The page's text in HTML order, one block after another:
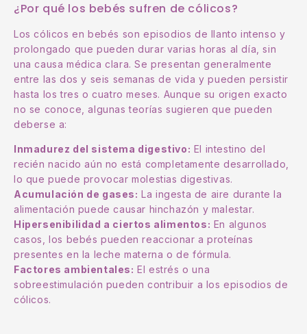
¿Por qué los bebés sufren de cólicos?
Los cólicos en bebés son episodios de llanto intenso y
prolongado que pueden durar varias horas al día, sin
una causa médica clara. Se presentan generalmente
entre las dos y seis semanas de vida y pueden persistir
hasta los tres o cuatro meses. Aunque su origen exacto
no se conoce, algunas teorías sugieren que pueden
deberse a:
Inmadurez del sistema digestivo: El intestino del
recién nacido aún no está completamente desarrollado,
lo que puede provocar molestias digestivas.
Acumulación de gases: La ingesta de aire durante la
alimentación puede causar hinchazón y malestar.
Hipersenibilidad a ciertos alimentos: En algunos
casos, los bebés pueden reaccionar a proteínas
presentes en la leche materna o de fórmula.
Factores ambientales: El estrés o una
sobreestimulación pueden contribuir a los episodios de
cólicos.